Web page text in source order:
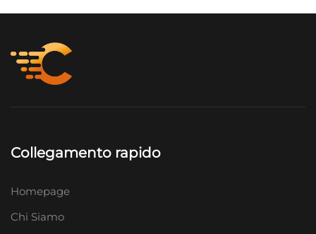
Collegamento rapido
Homepage
Chi Siamo